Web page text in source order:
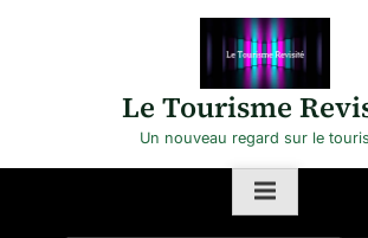
Le Tourisme
Un nouveau regard sur le